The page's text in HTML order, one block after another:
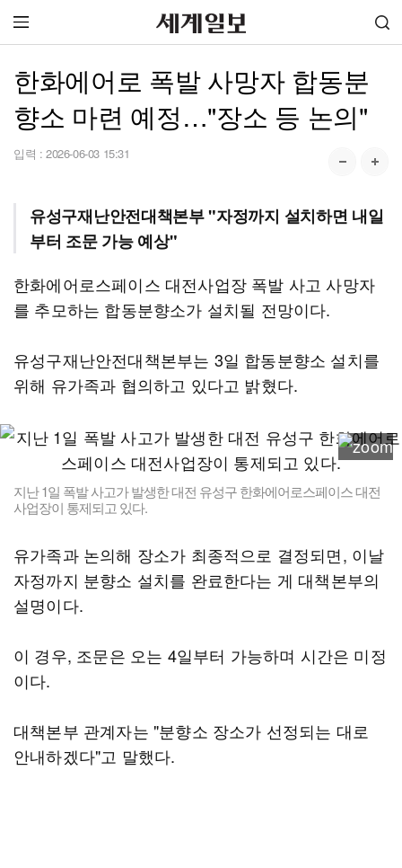
한화에어로 폭발 사망자 합동분
향소 마련 예정…"장소 등 논의"
입력 : 2026-06-03 15:31
유성구재난안전대책본부 "자정까지 설치하면 내일
부터 조문 가능 예상"
한화에어로스페이스 대전사업장 폭발 사고 사망자
를 추모하는 합동분향소가 설치될 전망이다.
유성구재난안전대책본부는 3일 합동분향소 설치를
위해 유가족과 협의하고 있다고 밝혔다.
지난 1일 폭발 사고가 발생한 대전 유성구 한화에어로스페이스 대전
사업장이 통제되고 있다.
유가족과 논의해 장소가 최종적으로 결정되면, 이날
자정까지 분향소 설치를 완료한다는 게 대책본부의
설명이다.
이 경우, 조문은 오는 4일부터 가능하며 시간은 미정
이다.
대책본부 관계자는 "분향소 장소가 선정되는 대로
안내하겠다"고 말했다.